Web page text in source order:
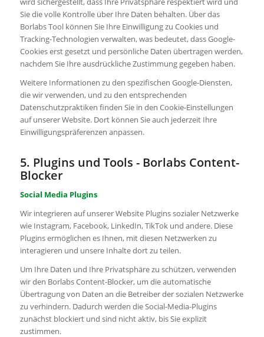
Sie die volle Kontrolle über Ihre Daten behalten. Über das
Borlabs Tool können Sie Ihre Einwilligung zu Cookies und
Tracking-Technologien verwalten, was bedeutet, dass Google-
Cookies erst gesetzt und persönliche Daten übertragen werden,
nachdem Sie Ihre ausdrückliche Zustimmung gegeben haben.
Weitere Informationen zu den spezifischen Google-Diensten,
die wir verwenden, und zu den entsprechenden
Datenschutzpraktiken finden Sie in den Cookie-Einstellungen
auf unserer Website. Dort können Sie auch jederzeit Ihre
Einwilligungspräferenzen anpassen.
5. Plugins und Tools - Borlabs Content-
Blocker
Social Media Plugins
Wir integrieren auf unserer Website Plugins sozialer Netzwerke
wie Instagram, Facebook, LinkedIn, TikTok und andere. Diese
Plugins ermöglichen es Ihnen, mit diesen Netzwerken zu
interagieren und unsere Inhalte dort zu teilen.
Um Ihre Daten und Ihre Privatsphäre zu schützen, verwenden
wir den Borlabs Content-Blocker, um die automatische
Übertragung von Daten an die Betreiber der sozialen Netzwerke
zu verhindern. Dadurch werden die Social-Media-Plugins
zunächst blockiert und sind nicht aktiv, bis Sie explizit
zustimmen.